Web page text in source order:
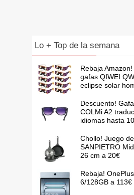
Lo + Top de la semana
Rebaja
gafas QIWEI
eclipse solar
Descuento!
COLMi A2
idiomas hasta
Chollo! Juego
SANPIETRO
26 cm a 20€
Rebaja!
6/128GB a 113€